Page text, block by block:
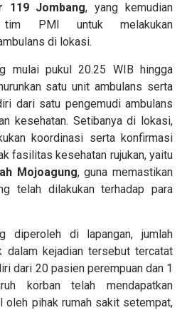
119 Jombang, yang kemudian
tim PMI untuk melakukan
di lokasi.
mulai pukul 20.25 WIB hingga
satu unit ambulans serta
dari satu pengemudi ambulans
kesehatan. Setibanya di lokasi,
koordinasi serta konfirmasi
fasilitas kesehatan rujukan, yaitu
Mojoagung, guna memastikan
telah dilakukan terhadap para
diperoleh di lapangan, jumlah
dalam kejadian tersebut tercatat
dari 20 pasien perempuan dan 1
korban telah mendapatkan
oleh pihak rumah sakit setempat,